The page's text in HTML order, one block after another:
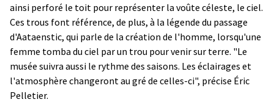
ainsi perforé le toit pour représenter la voûte céleste, le ciel.
Ces trous font référence, de plus, à la légende du passage
d'Aataenstic, qui parle de la création de l'homme, lorsqu'une
femme tomba du ciel par un trou pour venir sur terre. "Le
musée suivra aussi le rythme des saisons. Les éclairages et
l'atmosphère changeront au gré de celles-ci", précise Éric
Pelletier.